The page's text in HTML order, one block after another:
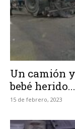
Un camión
bebé herido...
15 de febrero, 2023